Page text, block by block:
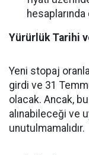
Yürürlük Tarihi
Yeni stopaj
girdi ve 31
olacak. Ancak,
alınabileceği ve
unutulmamalıdır.